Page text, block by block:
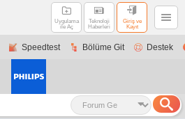
Uygulama
ile Aç
Teknoloji
Haberleri
Giriş ve
Kayıt
Speedtest Bölüme Git Destek